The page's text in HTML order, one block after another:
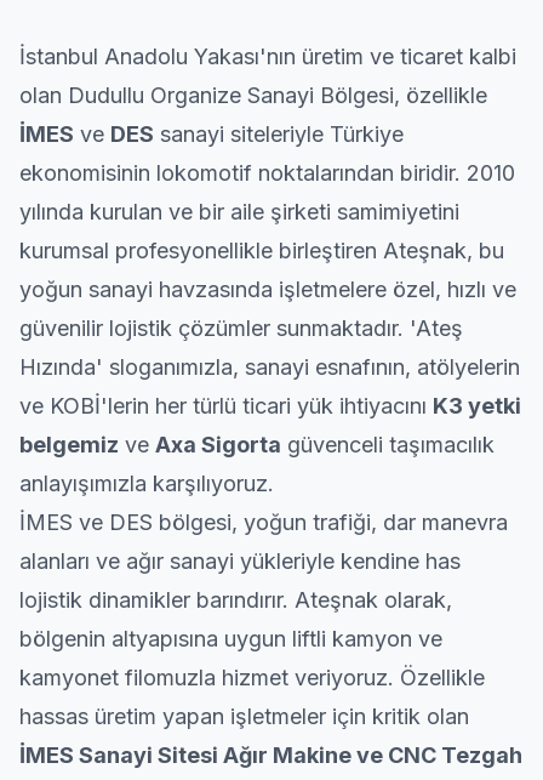
kapalı güvenebilirsiniz.
İstanbul Anadolu Yakası'nın üretim ve ticaret kalbi
olan Dudullu Organize Sanayi Bölgesi, özellikle
İMES ve DES sanayi siteleriyle Türkiye
ekonomisinin lokomotif noktalarından biridir. 2010
yılında kurulan ve bir aile şirketi samimiyetini
kurumsal profesyonellikle birleştiren Ateşnak, bu
yoğun sanayi havzasında işletmelere özel, hızlı ve
güvenilir lojistik çözümler sunmaktadır. 'Ateş
Hızında' sloganımızla, sanayi esnafının, atölyelerin
ve KOBİ'lerin her türlü ticari yük ihtiyacını K3 yetki
belgemiz ve Axa Sigorta güvenceli taşımacılık
anlayışımızla karşılıyoruz.
İMES ve DES bölgesi, yoğun trafiği, dar manevra
alanları ve ağır sanayi yükleriyle kendine has
lojistik dinamikler barındırır. Ateşnak olarak,
bölgenin altyapısına uygun liftli kamyon ve
kamyonet filomuzla hizmet veriyoruz. Özellikle
hassas üretim yapan işletmeler için kritik olan
İMES Sanayi Sitesi Ağır Makine ve CNC Tezgah